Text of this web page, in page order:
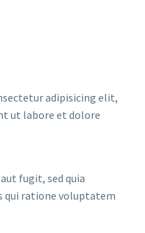
adipisicing elit,
ut labore et dolore
fugit, sed quia
qui ratione voluptatem